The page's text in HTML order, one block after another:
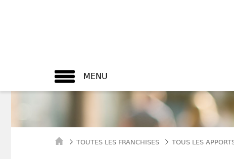
MENU
TOUTES LES FRANCHISES TOUS LES